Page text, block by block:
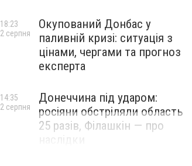
Окупований Донбас у
паливній кризі: ситуація з
цінами, чергами та прогноз
експерта
18:23
2 серпня
Донеччина під ударом:
росіяни обстріляли область
25 разів, Філашкін — про
14:35
2 серпня